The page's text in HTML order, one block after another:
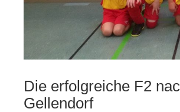
Die erfolgreiche F2
Gellendorf